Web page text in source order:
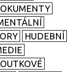
HUDEBNÍ